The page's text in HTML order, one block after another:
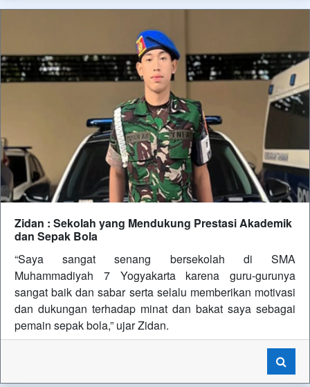
Zidan : Sekolah yang Mendukung Prestasi Akademik
dan Sepak Bola
“Saya sangat senang bersekolah di SMA
Muhammadiyah 7 Yogyakarta karena guru-gurunya
sangat baik dan sabar serta selalu memberikan motivasi
dan dukungan terhadap minat dan bakat saya sebagai
pemain sepak bola,” ujar Zidan.